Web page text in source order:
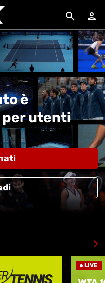
search person
è
per utenti
LIVE